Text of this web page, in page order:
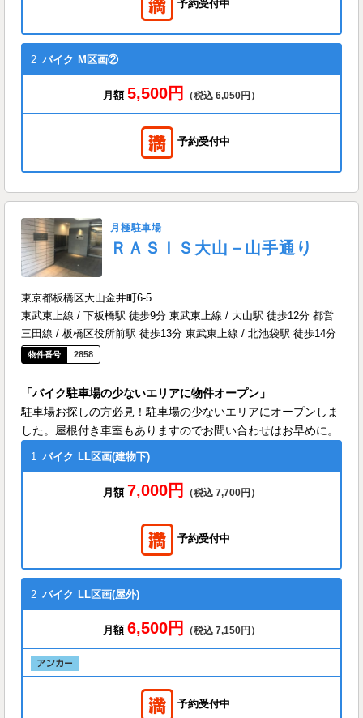
予約受付中
2 バイク M区画②
月額 5,500円 （税込 6,050円）
予約受付中
月極駐車場
ＲＡＳＩＳ大山－山手通り
東京都板橋区大山金井町6-5
東武東上線 / 下板橋駅 徒歩9分 東武東上線 / 大山駅 徒歩12分 都営
三田線 / 板橋区役所前駅 徒歩13分 東武東上線 / 北池袋駅 徒歩14分
2858
「バイク駐車場の少ないエリアに物件オープン」
駐車場お探しの方必見！駐車場の少ないエリアにオープンしま
した。屋根付き車室もありますのでお問い合わせはお早めに。
1 バイク LL区画(建物下)
月額 7,000円 （税込 7,700円）
予約受付中
2 バイク LL区画(屋外)
月額 6,500円 （税込 7,150円）
予約受付中